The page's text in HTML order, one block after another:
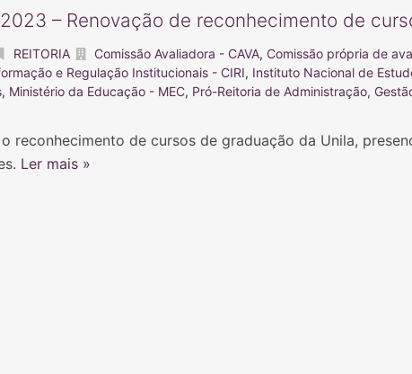
– Renovação de reconhecimento de
REITORIA Comissão Avaliadora - CAVA, Comissão própria de
e Regulação Institucionais - CIRI, Instituto Nacional de
, Ministério da Educação - MEC, Pró-Reitoria de Administração,
reconhecimento de cursos de graduação da Unila,
Ler mais »